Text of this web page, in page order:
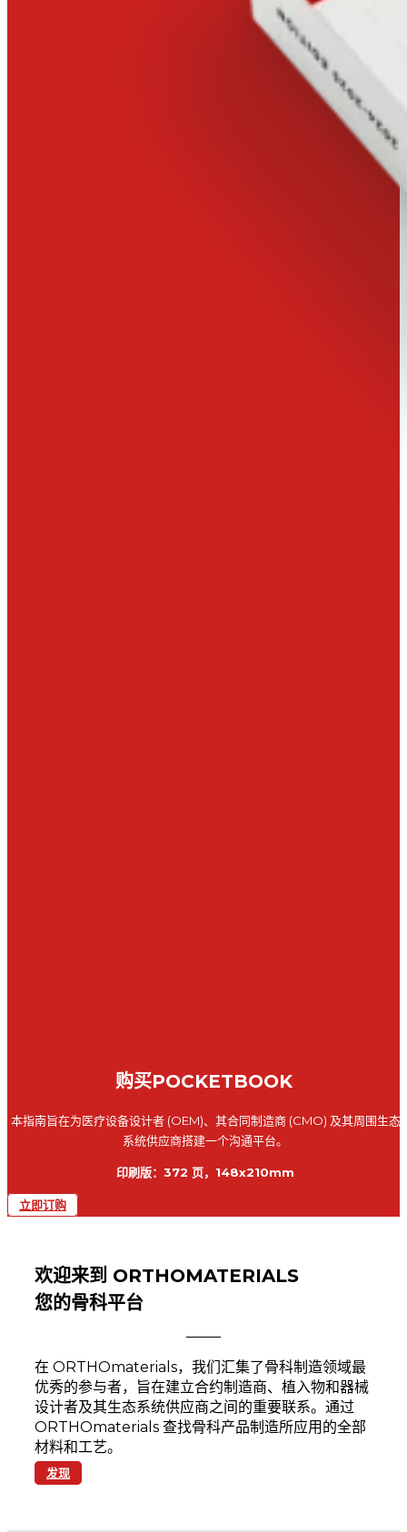
购买POCKETBOOK
本指南旨在为医疗设备设计者 (OEM)、其合同制造商 (CMO) 及其周围生态
系统供应商搭建一个沟通平台。
印刷版：372 页，148x210mm
立即订购
欢迎来到 ORTHOMATERIALS
您的骨科平台
在 ORTHOmaterials，我们汇集了骨科制造领域最
优秀的参与者，旨在建立合约制造商、植入物和器械
设计者及其生态系统供应商之间的重要联系。通过
ORTHOmaterials 查找骨科产品制造所应用的全部
材料和工艺。
发现